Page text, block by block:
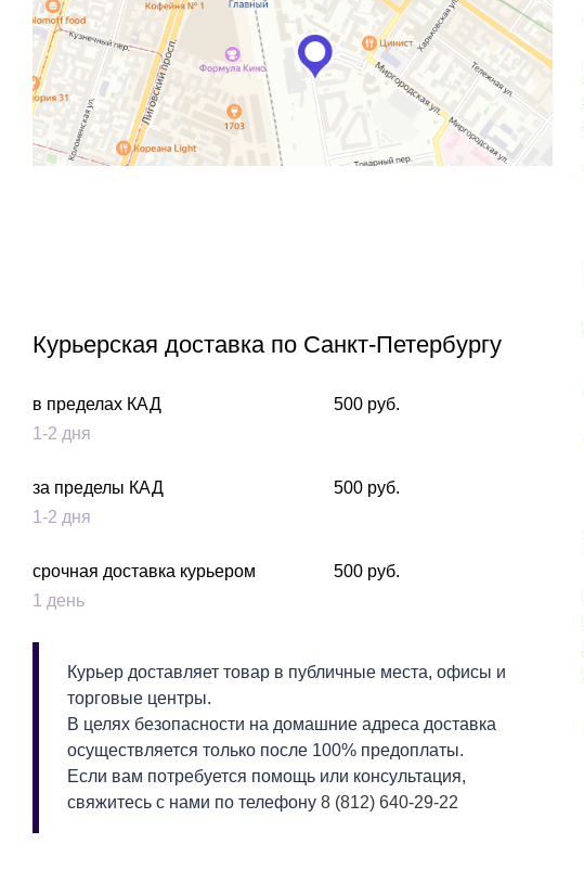
Курьерская доставка по Санкт-Петербургу
в пределах КАД
1-2 дня
500 руб.
за пределы КАД
1-2 дня
500 руб.
срочная доставка курьером
1 день
500 руб.
Курьер доставляет товар в публичные места, офисы и
торговые центры.
В целях безопасности на домашние адреса доставка
осуществляется только после 100% предоплаты.
Если вам потребуется помощь или консультация,
свяжитесь с нами по телефону 8 (812) 640-29-22